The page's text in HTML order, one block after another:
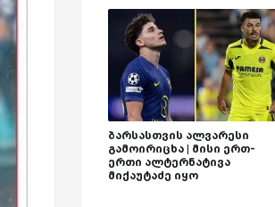
ბარსასთვის ალვარესი
გამოირიცხა | მისი ერთ-
ერთი ალტერნატივა
მიქაუტაძე იყო